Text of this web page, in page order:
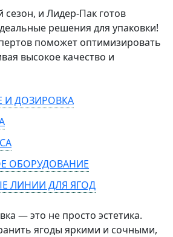
сезон, и Лидер-Пак готов
решения для упаковки!
поможет оптимизировать
высокое качество и
И ДОЗИРОВКА
ОБОРУДОВАНИЕ
ЛИНИИ ДЛЯ ЯГОД
— это не просто эстетика.
ягоды яркими и сочными,